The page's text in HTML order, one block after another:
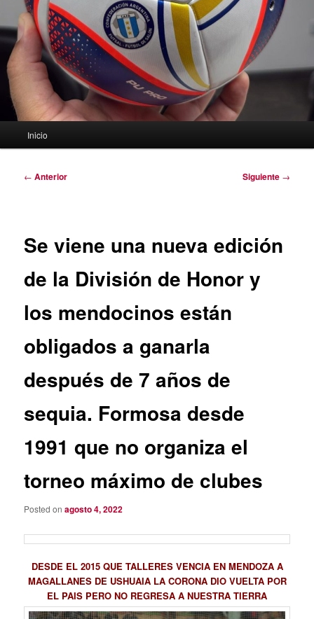
Inicio
Navegación
← Anterior Siguiente →
Se viene una nueva edición
de la División de Honor y
los mendocinos están
obligados a ganarla
después de 7 años de
sequia. Formosa desde
1991 que no organiza el
torneo máximo de clubes
Posted onagosto 4, 2022
DESDE EL 2015 QUE TALLERES VENCIA EN MENDOZA A
MAGALLANES DE USHUAIA LA CORONA DIO VUELTA POR
EL PAIS PERO NO REGRESA A NUESTRA TIERRA